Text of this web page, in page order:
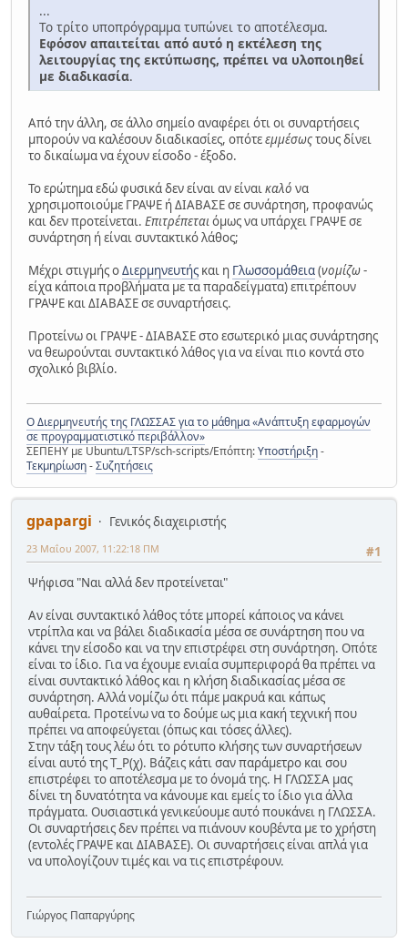
...
Το τρίτο υποπρόγραμμα τυπώνει το αποτέλεσμα.
Εφόσον απαιτείται από αυτό η εκτέλεση της
λειτουργίας της εκτύπωσης, πρέπει να υλοποιηθεί
με διαδικασία.
Από την άλλη, σε άλλο σημείο αναφέρει ότι οι συναρτήσεις
μπορούν να καλέσουν διαδικασίες, οπότεεμμέσωςτους δίνει
το δικαίωμα να έχουν είσοδο - έξοδο.
Το ερώτημα εδώ φυσικά δεν είναι αν είναι καλό να
χρησιμοποιούμε ΓΡΑΨΕ ή ΔΙΑΒΑΣΕ σε συνάρτηση, προφανώς
και δεν προτείνεται. Επιτρέπεται όμως να υπάρχει ΓΡΑΨΕ σε
συνάρτηση ή είναι συντακτικό λάθος;
Μέχρι στιγμής οΔιερμηνευτής και η Γλωσσομάθεια(νομίζω-
είχα κάποια προβλήματα με τα παραδείγματα) επιτρέπουν
ΓΡΑΨΕ και ΔΙΑΒΑΣΕ σε συναρτήσεις.
Προτείνω οι ΓΡΑΨΕ - ΔΙΑΒΑΣΕ στο εσωτερικό μιας συνάρτησης
να θεωρούνται συντακτικό λάθος για να είναι πιο κοντά στο
σχολικό βιβλίο.
Ο Διερμηνευτής της ΓΛΩΣΣΑΣ για το μάθημα «Ανάπτυξη εφαρμογών
σε προγραμματιστικό περιβάλλον»
ΣΕΠΕΗΥ με Ubuntu/LTSP/sch-scripts/Επόπτη:Υποστήριξη-
Τεκμηρίωση-Συζητήσεις
gpapargi
Γενικός διαχειριστής
#1
23 Μαΐου 2007, 11:22:18 ΠΜ
Ψήφισα "Ναι αλλά δεν προτείνεται"
Αν είναι συντακτικό λάθος τότε μπορεί κάποιος να κάνει
ντρίπλα και να βάλει διαδικασία μέσα σε συνάρτηση που να
κάνει την είσοδο και να την επιστρέφει στη συνάρτηση. Οπότε
είναι το ίδιο. Για να έχουμε ενιαία συμπεριφορά θα πρέπει να
είναι συντακτικό λάθος και η κλήση διαδικασίας μέσα σε
συνάρτηση. Αλλά νομίζω ότι πάμε μακρυά και κάπως
αυθαίρετα. Προτείνω να το δούμε ως μια κακή τεχνική που
πρέπει να αποφεύγεται (όπως και τόσες άλλες).
Στην τάξη τους λέω ότι το ρότυπο κλήσης των συναρτήσεων
είναι αυτό της Τ_Ρ(χ). Βάζεις κάτι σαν παράμετρο και σου
επιστρέφει το αποτέλεσμα με το όνομά της. Η ΓΛΩΣΣΑ μας
δίνει τη δυνατότητα να κάνουμε και εμείς το ίδιο για άλλα
πράγματα. Ουσιαστικά γενικεύουμε αυτό πουκάνει η ΓΛΩΣΣΑ.
Οι συναρτήσεις δεν πρέπει να πιάνουν κουβέντα με το χρήστη
(εντολές ΓΡΑΨΕ και ΔΙΑΒΑΣΕ). Οι συναρτήσεις είναι απλά για
να υπολογίζουν τιμές και να τις επιστρέφουν.
Γιώργος Παπαργύρης